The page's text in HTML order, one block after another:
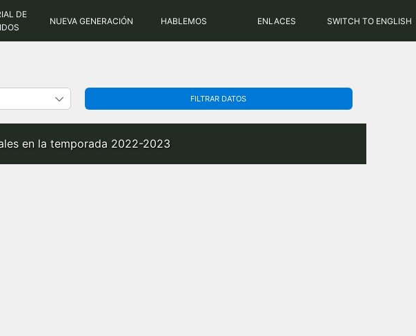
DE
NUEVA GENERACIÓN HABLEMOS ENLACES SWITCH TO ENGLISH
FILTRAR DATOS
en la temporada 2022-2023